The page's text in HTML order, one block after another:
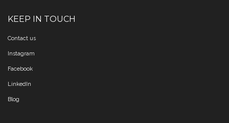
KEEP IN TOUCH
Contact us
Instagram
Facebook
LinkedIn
Blog